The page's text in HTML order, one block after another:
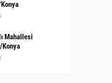
Mahallesi
Konya